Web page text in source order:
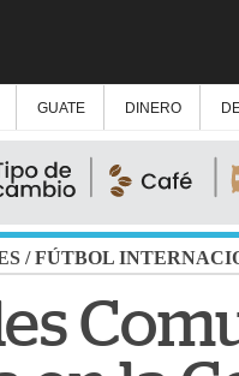
GUATE DINERO
/FÚTBOL